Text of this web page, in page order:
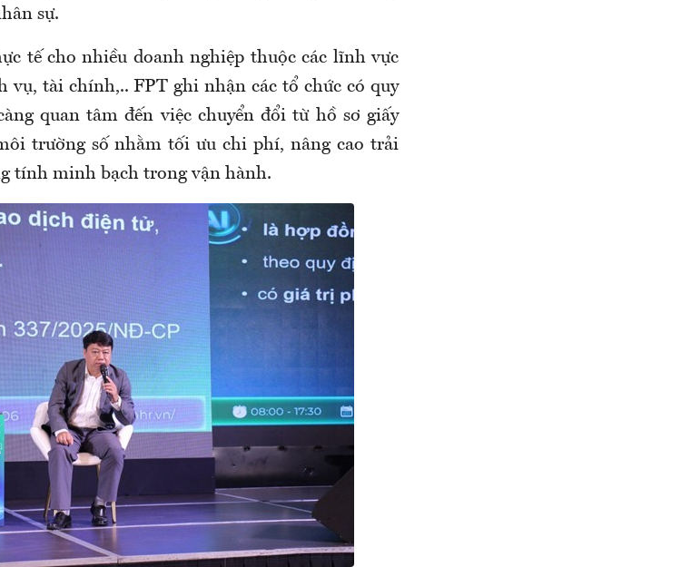
sự.
tế cho nhiều doanh nghiệp thuộc các lĩnh vực
vụ, tài chính,.. FPT ghi nhận các tổ chức có quy
quan tâm đến việc chuyển đổi từ hồ sơ giấy
trường số nhằm tối ưu chi phí, nâng cao trải
tính minh bạch trong vận hành.